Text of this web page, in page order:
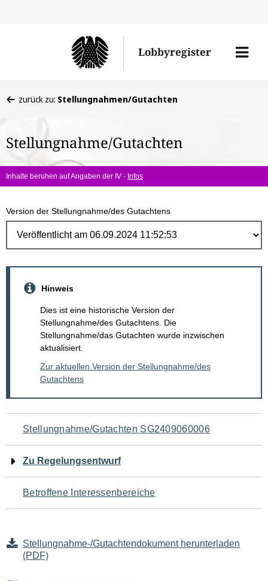
Lobbyregister
Menü
befinden
hier:
zurück zu: Stellungnahmen/Gutachten
Stellungnahme/Gutachten
Inhalte beruhen auf Angaben der IV - Infos
Version der Stellungnahme/des Gutachtens
Hinweis
Dies ist eine historische Version der
Stellungnahme/des Gutachtens. Die
Stellungnahme/das Gutachten wurde inzwischen
aktualisiert.
Zur aktuellen Version der Stellungnahme/des
Gutachtens
Navigation
für
den
Seiteninhalt
Stellungnahme/Gutachten SG2409060006
Zu Regelungsentwurf
Betroffene Interessenbereiche
Stellungnahme-/Gutachtendokument herunterladen
(PDF)